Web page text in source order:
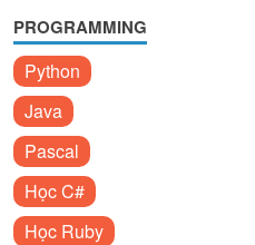
PROGRAMMING
Python
Java
Pascal
Học C#
Học Ruby